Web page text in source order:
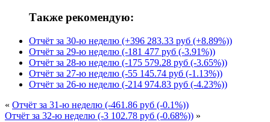
Также рекомендую:
Отчёт за 30-ю неделю (+396 283.33 руб (+8.89%))
Отчёт за 29-ю неделю (-181 477 руб (-3.91%))
Отчёт за 28-ю неделю (-175 579.28 руб (-3.65%))
Отчёт за 27-ю неделю (-55 145.74 руб (-1.13%))
Отчёт за 26-ю неделю (-214 974.83 руб (-4.23%))
« Отчёт за 31-ю неделю (-461.86 руб (-0.1%))
Отчёт за 32-ю неделю (-3 102.78 руб (-0.68%)) »